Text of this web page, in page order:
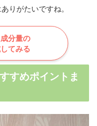
りがたいですね。
分量の
てみる
すめポイントま